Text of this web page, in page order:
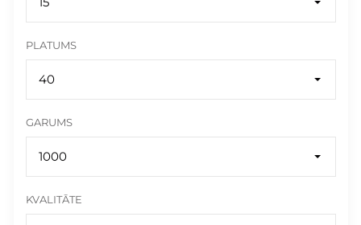
PLATUMS
40
GARUMS
1000
KVALITĀTE